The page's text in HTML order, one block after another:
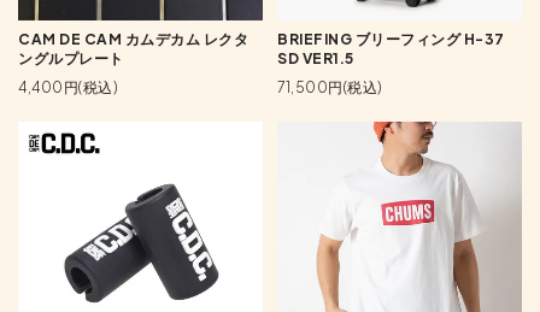
CAM DE CAM カムデカム レクタ
ングルプレート
4,400円(税込)
BRIEFING ブリーフィング H-37
SD VER1.5
71,500円(税込)